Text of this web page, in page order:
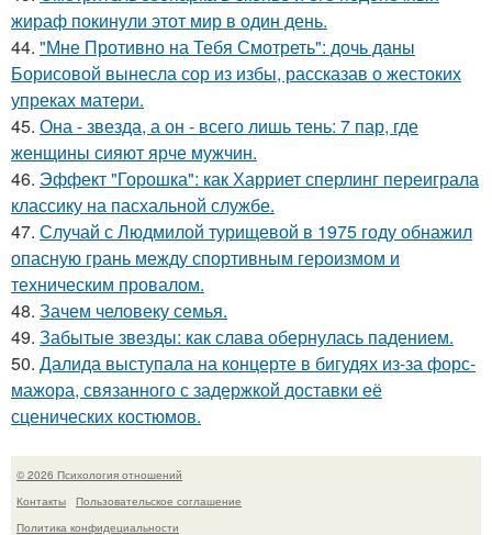
жираф покинули этот мир в один день.
44. "Мне Противно на Тебя Смотреть": дочь даны
Борисовой вынесла сор из избы, рассказав о жестоких
упреках матери.
45. Она - звезда, а он - всего лишь тень: 7 пар, где
женщины сияют ярче мужчин.
46. Эффект "Горошка": как Харриет сперлинг переиграла
классику на пасхальной службе.
47. Случай с Людмилой турищевой в 1975 году обнажил
опасную грань между спортивным героизмом и
техническим провалом.
48. Зачем человеку семья.
49. Забытые звезды: как слава обернулась падением.
50. Далида выступала на концерте в бигудях из-за форс-
мажора, связанного с задержкой доставки её
сценических костюмов.
© 2026 Психология отношений
Контакты
Пользовательское соглашение
Политика конфидециальности